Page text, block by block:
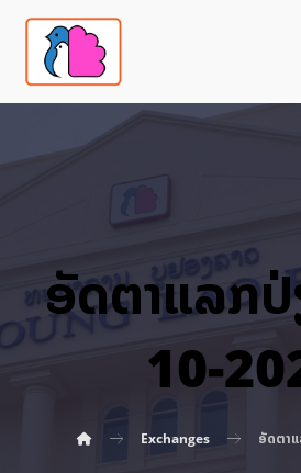
ອັດ​ຕາ​ແລກ​
10-
Exchanges ອັດ​ຕາ​